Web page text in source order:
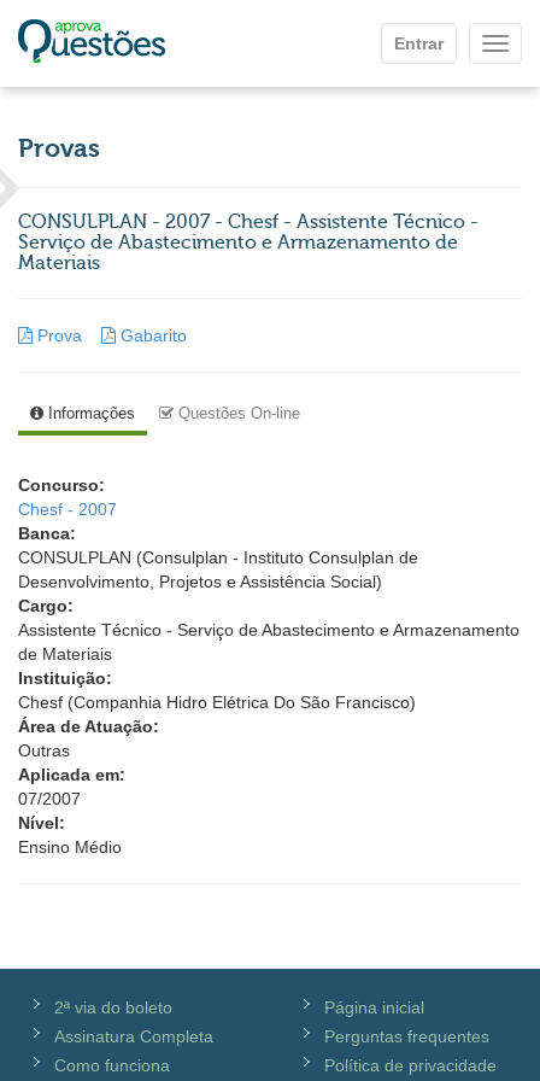
Entrar
Provas
CONSULPLAN - 2007 - Chesf - Assistente Técnico -
Serviço de Abastecimento e Armazenamento de
Materiais
Prova Gabarito
Informações Questões On-line
Concurso:
Chesf - 2007
Banca:
CONSULPLAN (Consulplan - Instituto Consulplan de
Desenvolvimento, Projetos e Assistência Social)
Cargo:
Assistente Técnico - Serviço de Abastecimento e Armazenamento
de Materiais
Instituição:
Chesf (Companhia Hidro Elétrica Do São Francisco)
Área de Atuação:
Outras
Aplicada em:
07/2007
Nível:
Ensino Médio
2ª via do boleto
Assinatura Completa
Como funciona
Página inicial
Perguntas frequentes
Política de privacidade